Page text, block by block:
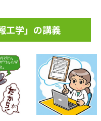
工学」の講義